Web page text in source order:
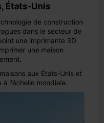
États-Unis
de construction
dans le secteur de
une imprimante 3D
une maison
aux États-Unis et
l'échelle mondiale.